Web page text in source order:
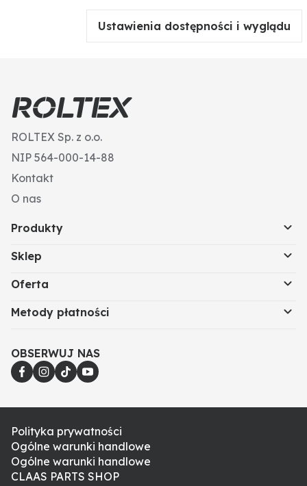
Ustawienia dostępności i wyglądu
ROLTEX Sp. z o.o.
NIP 564-000-14-88
Kontakt
O nas
Produkty
Sklep
Oferta
Metody płatności
OBSERWUJ NAS
Polityka prywatności
Ogólne warunki handlowe
Ogólne warunki handlowe
CLAAS PARTS SHOP